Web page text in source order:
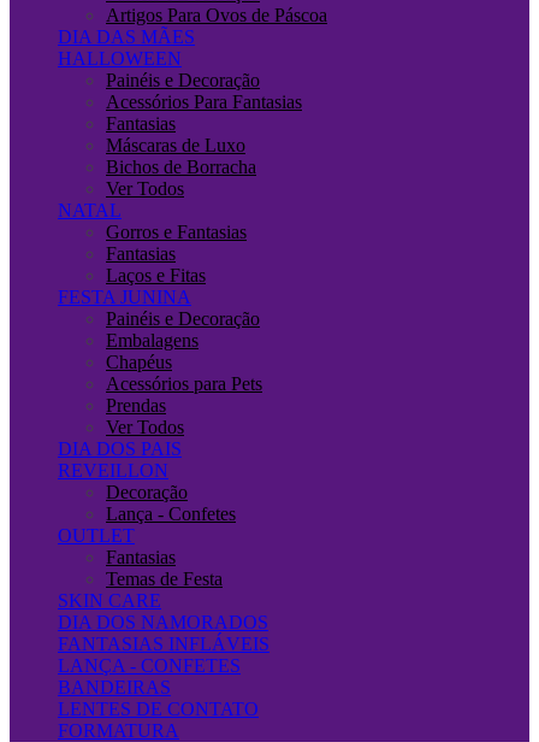
Artigos Para Ovos de Páscoa
DIA DAS MÃES
HALLOWEEN
Painéis e Decoração
Acessórios Para Fantasias
Fantasias
Máscaras de Luxo
Bichos de Borracha
Ver Todos
NATAL
Gorros e Fantasias
Fantasias
Laços e Fitas
FESTA JUNINA
Painéis e Decoração
Embalagens
Chapéus
Acessórios para Pets
Prendas
Ver Todos
DIA DOS PAIS
REVEILLON
Decoração
Lança - Confetes
OUTLET
Fantasias
Temas de Festa
SKIN CARE
DIA DOS NAMORADOS
FANTASIAS INFLÁVEIS
LANÇA - CONFETES
BANDEIRAS
LENTES DE CONTATO
FORMATURA